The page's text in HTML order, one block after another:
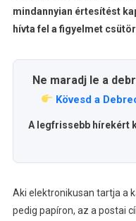
mindannyian értesítést
hívta fel a figyelmet
Ne maradj le a
Kövesd a
A legfrissebb hírekért
Aki elektronikusan tartja a
pedig papíron, az a postai